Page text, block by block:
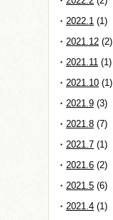
2022.1 (1)
2021.12 (2)
2021.11 (1)
2021.10 (1)
2021.9 (3)
2021.8 (7)
2021.7 (1)
2021.6 (2)
2021.5 (6)
2021.4 (1)